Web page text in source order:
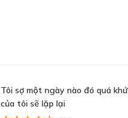
Tôi sợ một ngày nào đó quá khứ
của tôi sẽ lặp lại